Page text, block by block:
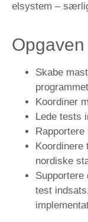
elsystem –
Opgaven
Skabe
programmet
Koordiner
Lede tests
Koordinere
nordiske
Supportere
test